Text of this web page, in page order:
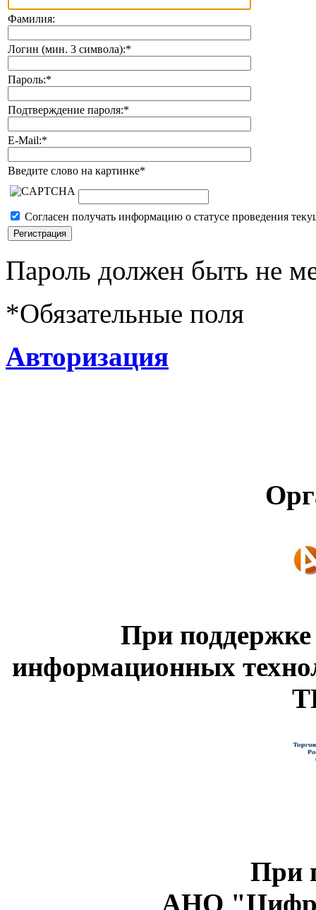
Фамилия:
Логин (мин. 3 символа):*
Пароль:*
Подтверждение пароля:*
E-Mail:*
Введите слово на картинке*
Согласен получать информацию о статусе проведения
Пароль должен быть не
*Обязательные поля
Авторизация
При
информационных
При
АНО